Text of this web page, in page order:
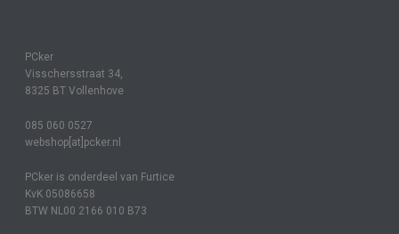
PCker
Visschersstraat 34,
8325 BT Vollenhove
085 060 0527
webshop[at]pcker.nl
PCker is onderdeel van Furtice
KvK 05086658
BTW NL00 2166 010 B73